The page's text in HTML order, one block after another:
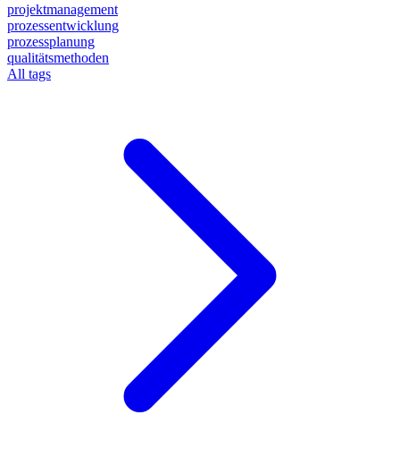
projektmanagement
prozessentwicklung
prozessplanung
qualitätsmethoden
All tags